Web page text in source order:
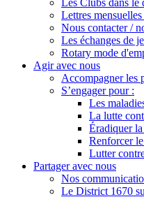
Lettres
Nous contacter /
Les échanges de
Rotary mode
Agir avec nous
Accompagner les
S’engager pour :
Les
La lutte
Éradiquer
Renforcer
Lutter
Partager avec nous
Nos
Le District 1670